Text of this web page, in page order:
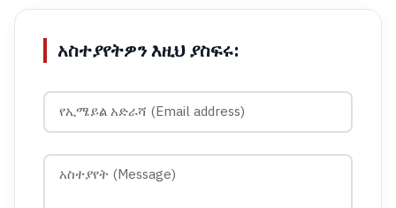
አስተያየትዎን እዚህ ያስፍሩ: